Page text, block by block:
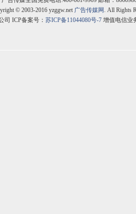
© 2003-2016 yzggw.net 广告传媒网 . All Rights
司 ICP备案号： 苏ICP备11044080号-7增值电信业